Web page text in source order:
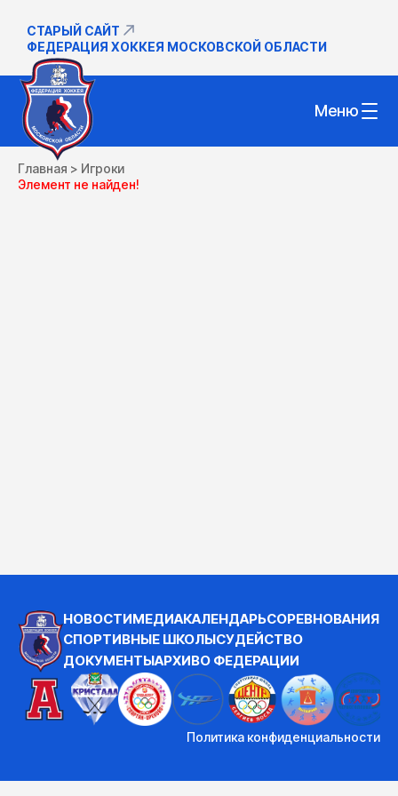
СТАРЫЙ САЙТ
ФЕДЕРАЦИЯ ХОККЕЯ МОСКОВСКОЙ ОБЛАСТИ
Меню
Главная > Игроки
Элемент не найден!
НОВОСТИМЕДИАКАЛЕНДАРЬСОРЕВНОВАНИЯ
СПОРТИВНЫЕ ШКОЛЫСУДЕЙСТВО
ДОКУМЕНТЫАРХИВО ФЕДЕРАЦИИ
Политика конфиденциальности